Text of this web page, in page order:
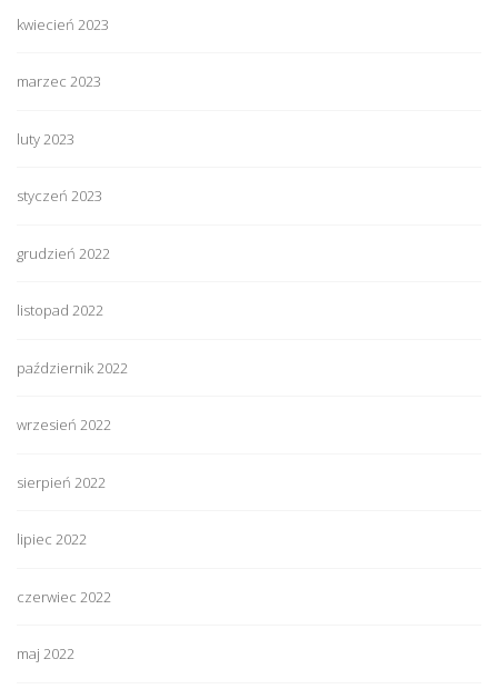
kwiecień 2023
marzec 2023
luty 2023
styczeń 2023
grudzień 2022
listopad 2022
październik 2022
wrzesień 2022
sierpień 2022
lipiec 2022
czerwiec 2022
maj 2022